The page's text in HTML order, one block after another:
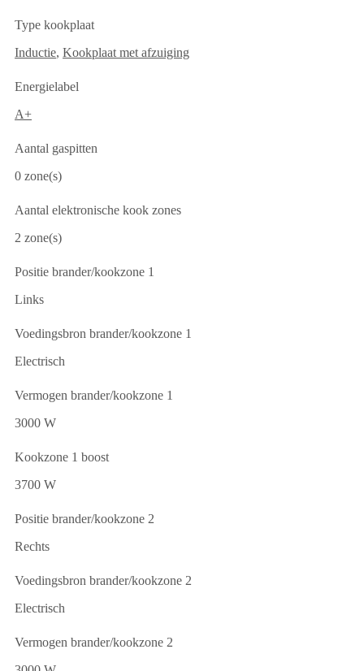
Type kookplaat
Inductie, Kookplaat met afzuiging
Energielabel
A+
Aantal gaspitten
0 zone(s)
Aantal elektronische kook zones
2 zone(s)
Positie brander/kookzone 1
Links
Voedingsbron brander/kookzone 1
Electrisch
Vermogen brander/kookzone 1
3000 W
Kookzone 1 boost
3700 W
Positie brander/kookzone 2
Rechts
Voedingsbron brander/kookzone 2
Electrisch
Vermogen brander/kookzone 2